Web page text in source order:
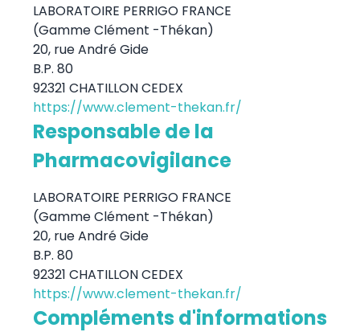
LABORATOIRE PERRIGO FRANCE
(Gamme Clément -Thékan)
20, rue André Gide
B.P. 80
92321 CHATILLON CEDEX
https://www.clement-thekan.fr/
Responsable de la
Pharmacovigilance
LABORATOIRE PERRIGO FRANCE
(Gamme Clément -Thékan)
20, rue André Gide
B.P. 80
92321 CHATILLON CEDEX
https://www.clement-thekan.fr/
Compléments d'informations